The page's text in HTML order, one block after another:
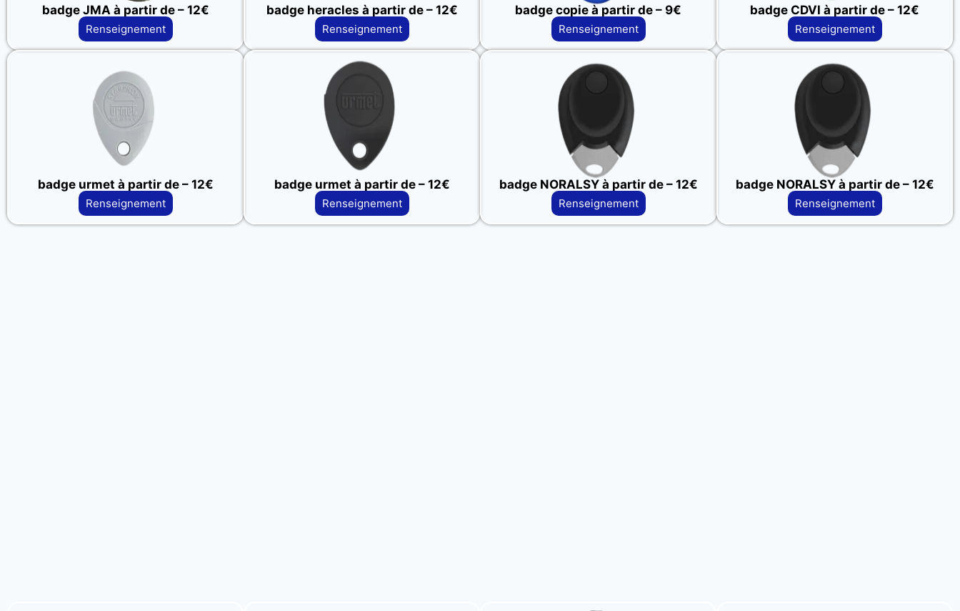
badge JMA à partir de – 12€
Renseignement
badge heracles à partir de – 12€
Renseignement
badge copie à partir de – 9€
Renseignement
badge CDVI à partir de – 12€
Renseignement
badge urmet à partir de – 12€
Renseignement
badge urmet à partir de – 12€
Renseignement
badge NORALSY à partir de – 12€
Renseignement
badge NORALSY à partir de – 12€
Renseignement